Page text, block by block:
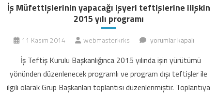
İş Müfettişlerinin yapacağı işyeri teftişlerine ilişkin
2015 yılı programı
11 Kasım 2014 webmasterkrks
İş
yapacağı
işyeri
teftişlerine
yorumlar kapalı
İş Teftiş Kurulu Başkanlığınca 2015 yılında işin yürütümü
yönünden düzenlenecek programlı ve program dışı teftişler ile
ilgili olarak Grup Başkanları toplantısı düzenlenmiştir. Toplantıya